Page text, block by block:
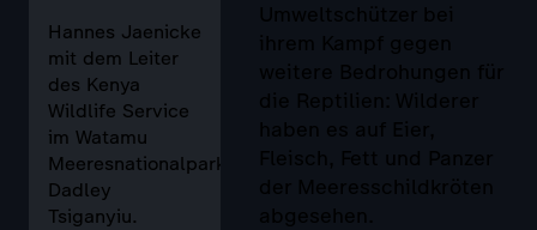
Hannes Jaenicke
mit dem Leiter
des Kenya
Wildlife Service
im Watamu
Meeresnationalpark,
Dadley
Tsiganyiu.
Umweltschützer bei
ihrem Kampf gegen
weitere Bedrohungen für
die Reptilien: Wilderer
haben es auf Eier,
Fleisch, Fett und Panzer
der Meeresschildkröten
abgesehen.